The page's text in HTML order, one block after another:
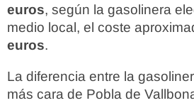
euros, según la gasolinera
medio local, el coste
euros.
La diferencia entre la
más cara de Pobla de